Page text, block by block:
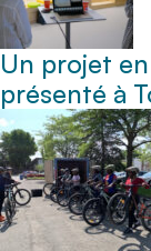
Un projet
présenté à